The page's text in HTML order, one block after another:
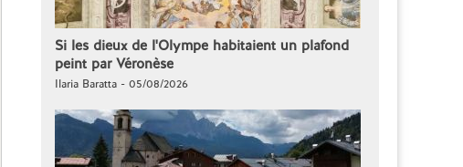
Si les dieux de l'Olympe habitaient un plafond
peint par Véronèse
Ilaria Baratta - 05/08/2026